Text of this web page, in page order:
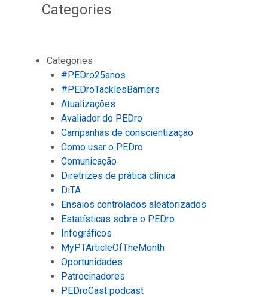
Categories
Categories
#PEDro25anos
#PEDroTacklesBarriers
Atualizações
Avaliador do PEDro
Campanhas de conscientização
Como usar o PEDro
Comunicação
Diretrizes de prática clínica
DiTA
Ensaios controlados aleatorizados
Estatísticas sobre o PEDro
Infográficos
MyPTArticleOfTheMonth
Oportunidades
Patrocinadores
PEDroCast podcast